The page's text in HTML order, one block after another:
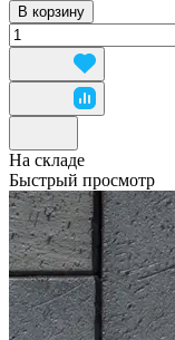
В корзину
На складе
Быстрый просмотр